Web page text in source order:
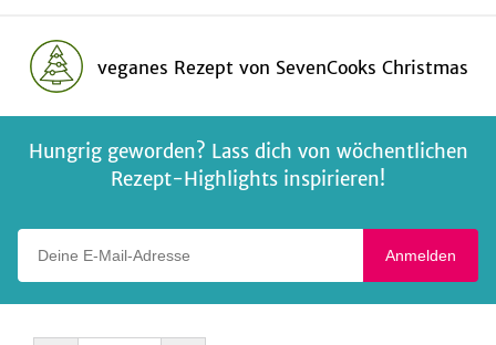
veganes Rezeptvon SevenCooks Christmas
Hungrig geworden? Lass dich von wöchentlichen
Rezept-Highlights inspirieren!
Anmelden